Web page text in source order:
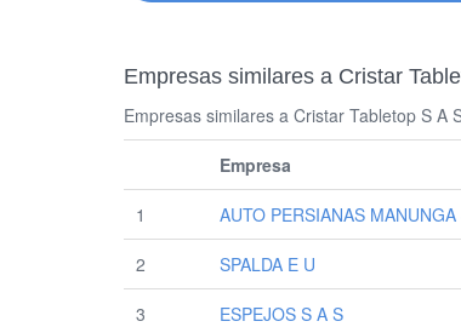
Empresas similares a Cristar
Empresas similares a Cristar Tabletop S A
Empresa
1 AUTO PERSIANAS MANUNGA
2 SPALDA E U
3 ESPEJOS S A S